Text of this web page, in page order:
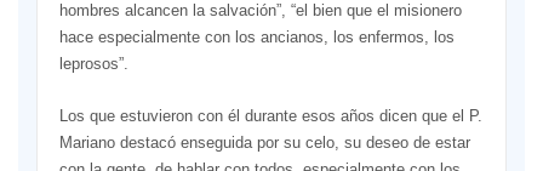
hombres alcancen la salvación”, “el bien que el misionero
hace especialmente con los ancianos, los enfermos, los
leprosos”.
Los que estuvieron con él durante esos años dicen que el P.
Mariano destacó enseguida por su celo, su deseo de estar